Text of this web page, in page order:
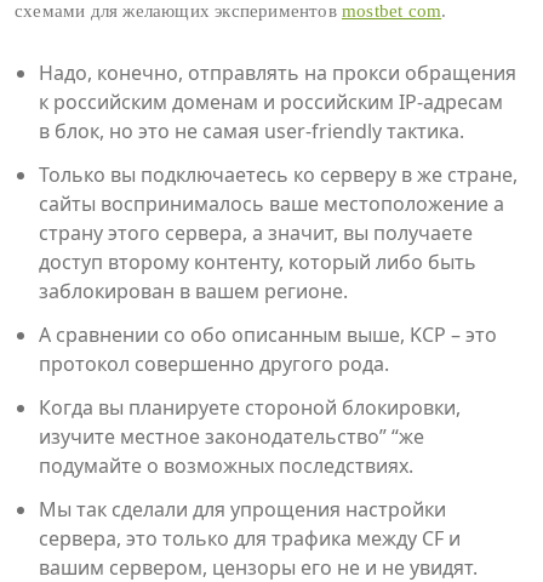
схемами для желающих экспериментов mostbet com.
Надо, конечно, отправлять на прокси обращения
к российским доменам и российским IP‑адресам
в блок, но это не самая user‑friendly тактика.
Только вы подключаетесь ко серверу в же стране,
сайты воспринималось ваше местоположение а
страну этого сервера, а значит, вы получаете
доступ второму контенту, который либо быть
заблокирован в вашем регионе.
А сравнении со обо описанным выше, KCP – это
протокол совершенно другого рода.
Когда вы планируете стороной блокировки,
изучите местное законодательство” “же
подумайте о возможных последствиях.
Мы так сделали для упрощения настройки
сервера, это только для трафика между CF и
вашим сервером, цензоры его не и не увидят.